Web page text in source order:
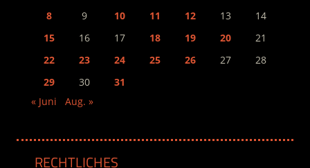
8
9 10 11 12 13
14
15
16 17 18 19 20
21
22
23 24 25 26 27
28
29
30
31
« Juni
Aug. »
RECHTLICHES